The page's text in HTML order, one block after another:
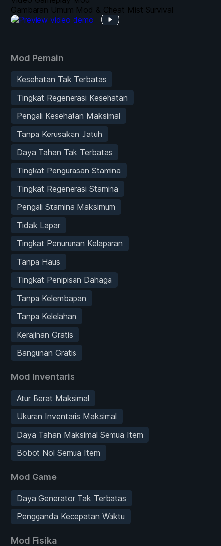
Mod Pemain
Kesehatan Tak Terbatas
Tingkat Regenerasi Kesehatan
Pengali Kesehatan Maksimal
Tanpa Kerusakan Jatuh
Daya Tahan Tak Terbatas
Tingkat Pengurasan Stamina
Tingkat Regenerasi Stamina
Pengali Stamina Maksimum
Tidak Lapar
Tingkat Penurunan Kelaparan
Tanpa Haus
Tingkat Penipisan Dahaga
Tanpa Kelembapan
Tanpa Kelelahan
Kerajinan Gratis
Bangunan Gratis
Mod Inventaris
Atur Berat Maksimal
Ukuran Inventaris Maksimal
Daya Tahan Maksimal Semua Item
Bobot Nol Semua Item
Mod Game
Daya Generator Tak Terbatas
Pengganda Kecepatan Waktu
Mod Fisika
Gambaran Umum Mod & Cheat Mist Survival